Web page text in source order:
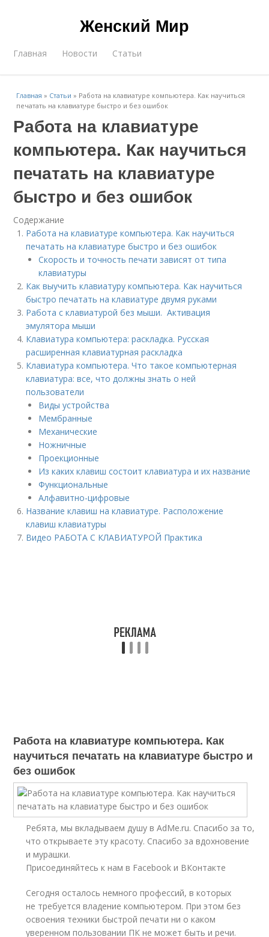
Женский Мир
Главная Новости Статьи
Главная » Статьи » Работа на клавиатуре компьютера. Как научиться
печатать на клавиатуре быстро и без ошибок
Работа на клавиатуре
компьютера. Как научиться
печатать на клавиатуре
быстро и без ошибок
Содержание
Работа на клавиатуре компьютера. Как научиться
печатать на клавиатуре быстро и без ошибок
Скорость и точность печати зависят от типа
клавиатуры
Как выучить клавиатуру компьютера. Как научиться
быстро печатать на клавиатуре двумя руками
Работа с клавиатурой без мыши. Активация
эмулятора мыши
Клавиатура компьютера: раскладка. Русская
расширенная клавиатурная раскладка
Клавиатура компьютера. Что такое компьютерная
клавиатура: все, что должны знать о ней
пользователи
Виды устройства
Мембранные
Механические
Ножничные
Проекционные
Из каких клавиш состоит клавиатура и их название
Функциональные
Алфавитно-цифровые
Название клавиш на клавиатуре. Расположение
клавиш клавиатуры
Видео РАБОТА С КЛАВИАТУРОЙ Практика
Работа на клавиатуре компьютера. Как
научиться печатать на клавиатуре быстро и
без ошибок
Ребята, мы вкладываем душу в AdMe.ru. Cпасибо за то,
что открываете эту красоту. Спасибо за вдохновение
и мурашки.
Присоединяйтесь к нам в Facebook и ВКонтакте
Сегодня осталось немного профессий, в которых
не требуется владение компьютером. При этом без
освоения техники быстрой печати ни о каком
уверенном пользовании ПК не может быть и речи.